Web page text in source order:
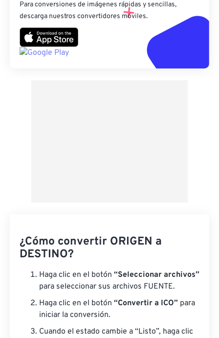
Para conversiones de imágenes rápidas y sencillas,
descarga nuestros convertidores móviles.
¿Cómo convertir ORIGEN a
DESTINO?
Haga clic en el botón “Seleccionar archivos”
para seleccionar sus archivos FUENTE.
Haga clic en el botón “Convertir a ICO” para
iniciar la conversión.
Cuando el estado cambie a “Listo”, haga clic